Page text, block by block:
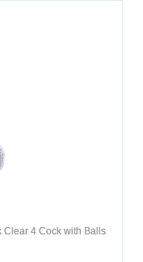
4 Cock with Balls